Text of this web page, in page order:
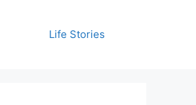
Life Stories